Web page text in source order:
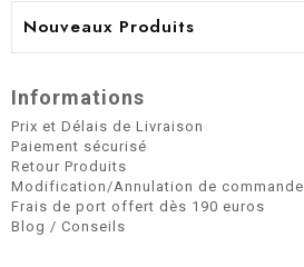
Nouveaux Produits
Informations
Prix et Délais de Livraison
Paiement sécurisé
Retour Produits
Modification/Annulation de commande
Frais de port offert dès 190 euros
Blog / Conseils